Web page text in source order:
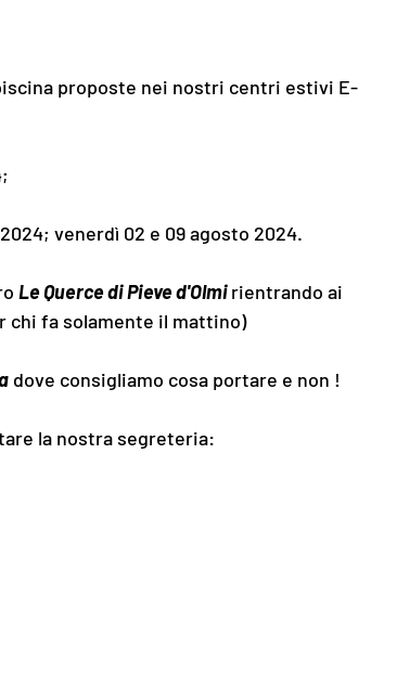
proposte nei nostri centri estivi E-
venerdì 02 e 09 agosto 2024.
Le Querce di Pieve d'Olmi rientrando ai
chi fa solamente il mattino)
dove consigliamo cosa portare e non !
la nostra segreteria: